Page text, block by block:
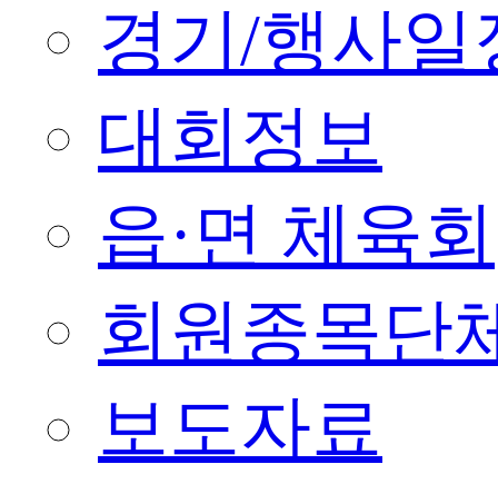
경기/행사일
대회정보
읍·면 체육회
회원종목단
보도자료